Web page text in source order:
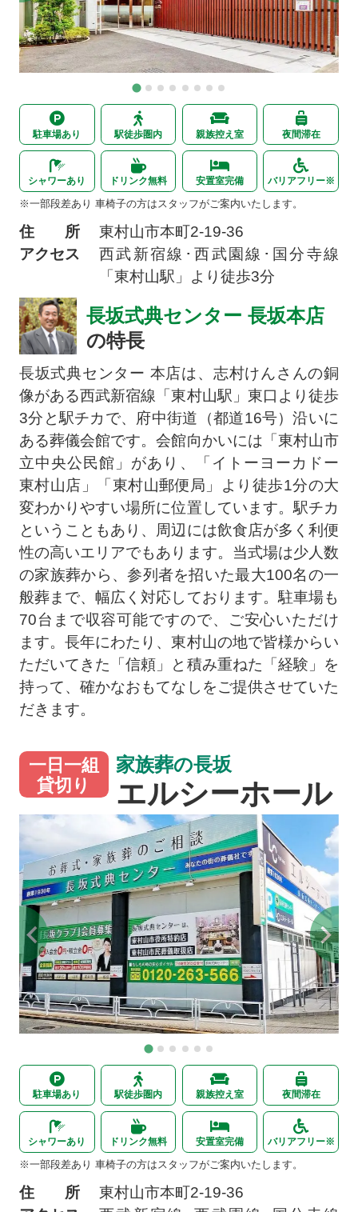
駐車場あり 駅徒歩圏内 親族控え室 夜間滞在
シャワーあり ドリンク無料 安置室完備 バリアフリー※
※一部段差あり 車椅子の方はスタッフがご案内いたします。
住 所 東村山市本町2-19-36
アクセス
西武新宿線･西武園線･国分寺線
「東村山駅」より徒歩3分
長坂式典センター 長坂本店
の特長
長坂式典センター 本店は、志村けんさんの銅
像がある西武新宿線「東村山駅」東口より徒歩
3分と駅チカで、府中街道（都道16号）沿いに
ある葬儀会館です。会館向かいには「東村山市
立中央公民館」があり、「イトーヨーカドー
東村山店」「東村山郵便局」より徒歩1分の大
変わかりやすい場所に位置しています。駅チカ
ということもあり、周辺には飲食店が多く利便
性の高いエリアでもあります。当式場は少人数
の家族葬から、参列者を招いた最大100名の一
般葬まで、幅広く対応しております。駐車場も
70台まで収容可能ですので、ご安心いただけ
ます。長年にわたり、東村山の地で皆様からい
ただいてきた「信頼」と積み重ねた「経験」を
持って、確かなおもてなしをご提供させていた
だきます。
一日一組
貸切り
家族葬の長坂
エルシーホール
駐車場あり 駅徒歩圏内 親族控え室 夜間滞在
シャワーあり ドリンク無料 安置室完備 バリアフリー※
※一部段差あり 車椅子の方はスタッフがご案内いたします。
住 所 東村山市本町2-19-36